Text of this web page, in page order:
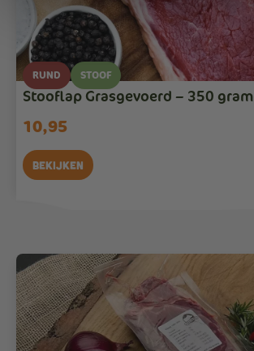
RUND STOOF
Stooflap Grasgevoerd – 350 gram
10,95
Bekijken